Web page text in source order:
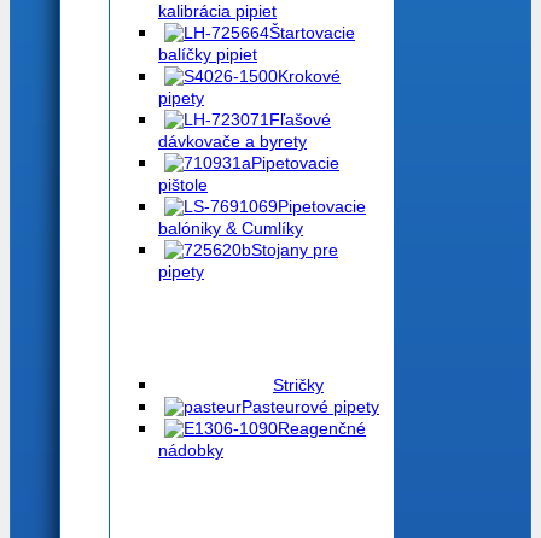
kalibrácia pipiet
Štartovacie
balíčky pipiet
Krokové
pipety
Fľašové
dávkovače a byrety
Pipetovacie
pištole
Pipetovacie
balóniky & Cumlíky
Stojany pre
pipety
Stričky
Pasteurové pipety
Reagenčné
nádobky